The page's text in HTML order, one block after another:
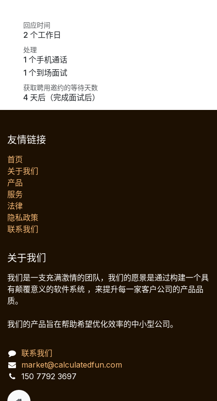
回应时间
2 个工作日
处理
1 个手机通话
1 个到场面试
获取聘用邀约的等待天数
4 天后（完成面试后）
友情链接
首页
关于我们
产品
服务
法律
‎隐私政策‎
联系我们
关于我们
我们是一支充满激情的团队，我们的愿景是通过构建一个具
有颠覆意义的软件系统 ，来提升每一家客户公司的产品品
质。
我们的产品旨在帮助希望优化效率的中小型公司。
联系我们
market@calculatedfun.com
150 7792 3697